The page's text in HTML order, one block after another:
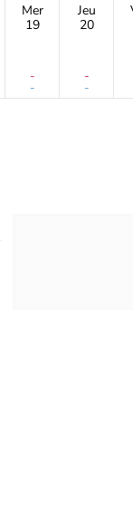
Mer
19
-
-
Jeu
20
-
-